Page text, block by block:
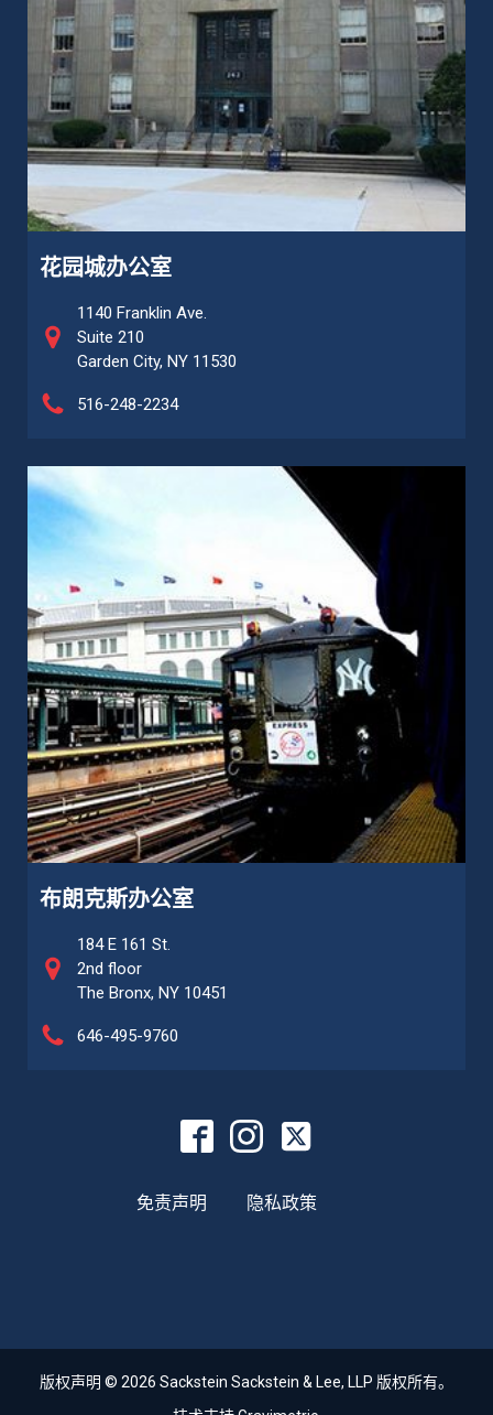
花园城办公室
1140 Franklin Ave.
Suite 210
Garden City, NY 11530
516-248-2234
布朗克斯办公室
184 E 161 St.
2nd floor
The Bronx, NY 10451
646-495-9760
免责声明 隐私政策
版权声明 © 2026 Sackstein Sackstein & Lee, LLP 版权所有。